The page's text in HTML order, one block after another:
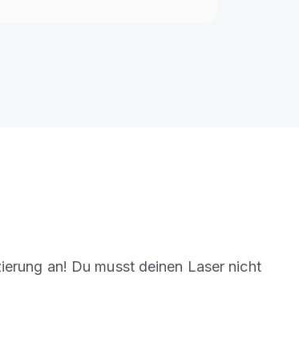
an! Du musst deinen Laser nicht